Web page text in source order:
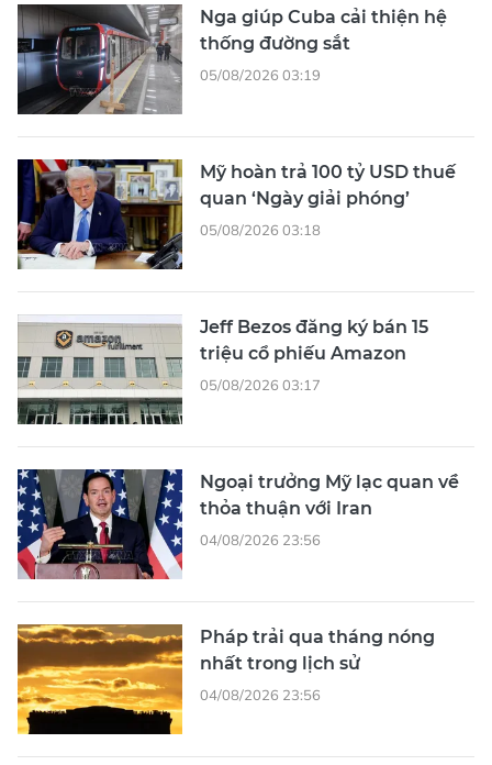
Nga giúp Cuba cải thiện hệ
thống đường sắt
05/08/2026 03:19
Mỹ hoàn trả 100 tỷ USD thuế
quan ‘Ngày giải phóng’
05/08/2026 03:18
Jeff Bezos đăng ký bán 15
triệu cổ phiếu Amazon
05/08/2026 03:17
Ngoại trưởng Mỹ lạc quan về
thỏa thuận với Iran
04/08/2026 23:56
Pháp trải qua tháng nóng
nhất trong lịch sử
04/08/2026 23:56